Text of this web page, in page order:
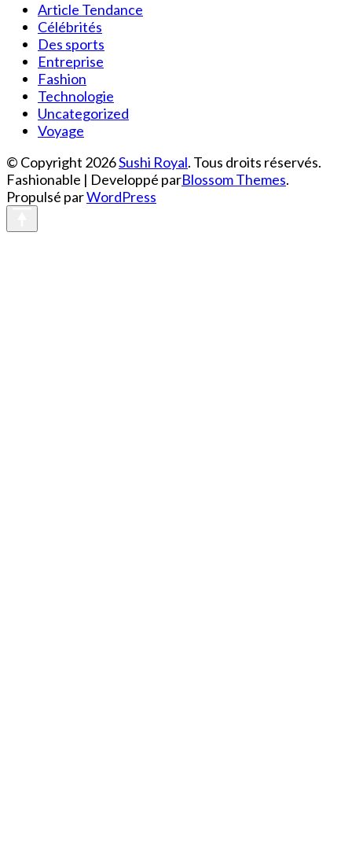
Article Tendance
Célébrités
Des sports
Entreprise
Fashion
Technologie
Uncategorized
Voyage
© Copyright 2026Sushi Royal. Tous droits réservés.
Fashionable | Developpé parBlossom Themes.
Propulsé parWordPress